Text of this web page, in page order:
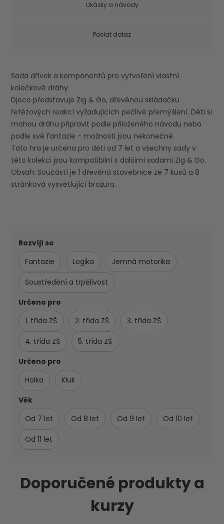
Ukázky a návody
Poslat dotaz
Sada dřívek a komponentů pro vytvoření vlastní
kolečkové dráhy.
Djeco představuje Zig & Go, dřevěnou skládačku
řetězových reakcí vyžadujících pečlivé přemýšlení. Děti si
mohou dráhu připravit podle přiloženého návodu nebo
podle své fantazie - možnosti jsou nekonečné.
Tato hra je určena pro děti od 7 let a všechny sady v
této kolekci jsou kompatibilní s dalšími sadami Zig & Go.
Obsah: Součástí je 1 dřevěná stavebnice ze 7 kusů a 8
stránková vysvětlující brožura.
Rozvíjí se
Fantazie
Logika Jemná motorika
Soustředění a trpělivost
Určeno pro
1. třída ZŠ
2. třída ZŠ 3. třída ZŠ
4. třída ZŠ
5. třída ZŠ
Určeno pro
Holka
Kluk
Věk
Od 7 let
Od 8 let Od 9 let Od 10 let
Od 11 let
Doporučené produkty a
kurzy